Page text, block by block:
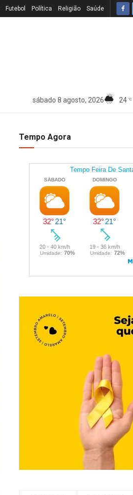
Futebol Política Religião Saúde
sábado 8 agosto, 2026 24 °C
Tempo Agora